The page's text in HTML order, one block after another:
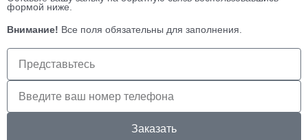
формой ниже.
Внимание! Все поля обязательны для заполнения.
клиента
клиента
Заказать